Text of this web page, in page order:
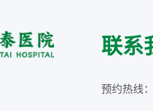
联系
预约热线